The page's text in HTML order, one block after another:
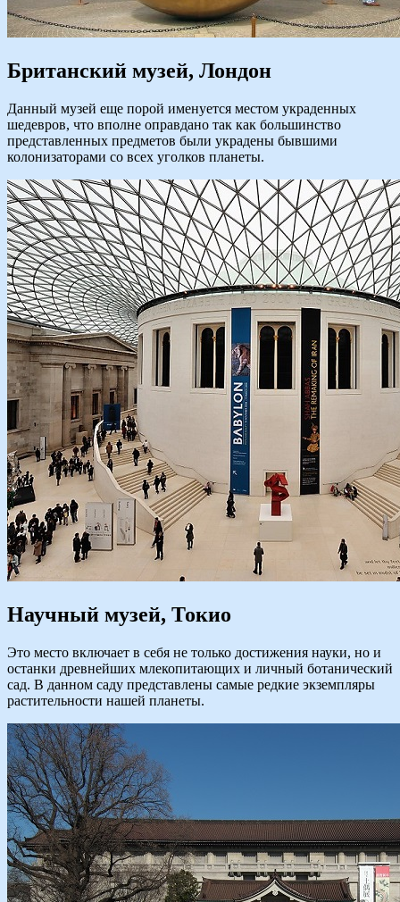
Британский музей, Лондон
Данный музей еще порой именуется местом украденных
шедевров, что вполне оправдано так как большинство
представленных предметов были украдены бывшими
колонизаторами со всех уголков планеты.
Научный музей, Токио
Это место включает в себя не только достижения науки, но и
останки древнейших млекопитающих и личный ботанический
сад. В данном саду представлены самые редкие экземпляры
растительности нашей планеты.